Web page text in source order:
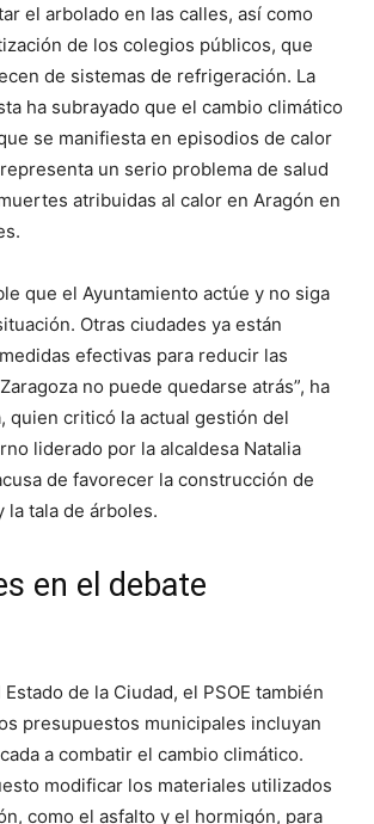
el arbolado en las calles, así como
de los colegios públicos, que
de sistemas de refrigeración. La
ha subrayado que el cambio climático
se manifiesta en episodios de calor
un serio problema de salud
atribuidas al calor en Aragón en
que el Ayuntamiento actúe y no siga
Otras ciudades ya están
efectivas para reducir las
no puede quedarse atrás”, ha
quien criticó la actual gestión del
liderado por la alcaldesa Natalia
de favorecer la construcción de
la tala de árboles.
en el debate
de la Ciudad, el PSOE también
presupuestos municipales incluyan
a combatir el cambio climático.
modificar los materiales utilizados
como el asfalto y el hormigón, para